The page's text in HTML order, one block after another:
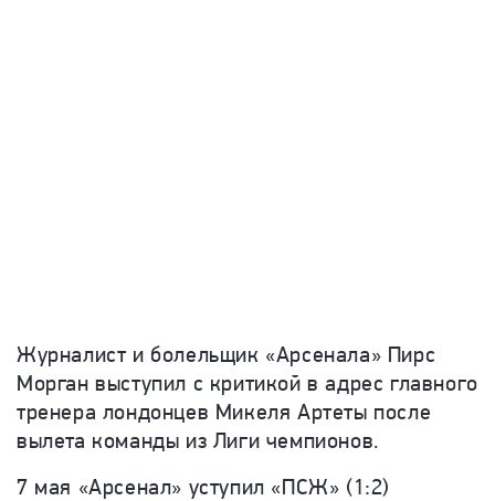
Журналист и болельщик «Арсенала» Пирс
Морган выступил с критикой в адрес главного
тренера лондонцев Микеля Артеты после
вылета команды из Лиги чемпионов.
7 мая «Арсенал» уступил «ПСЖ» (1:2)